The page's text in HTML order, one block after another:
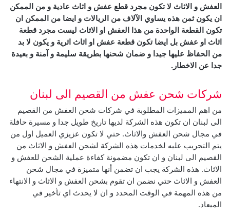
العفش و الاثاث لا تكون مجرد قطع عفش و اثاث عادية و من الممكن
ان يكون ثمن هذه يساوي الآلاف من الريالات و ايضا من الممكن ان
تكون القطعة الواحدة من هذا العفش او الاثاث ليست مجرد قطعة
اثاث او عفش بل ايضا تكون قطعة عفش او اثاث اثرية و يكون لا بد
من الحفاظ عليها جيدا و ضمان شحنها بطريقة سليمة و آمنة و بعيدة
جدا عن الاخطار.
شركات شحن عفش من القصيم الى لبنان
من اهم المميزات المطلوبة في شركات شحن العفش من القصيم
الى لبنان ان تكون هذه الشركة لديها تاريخ طويل جدا و مسيرة حافلة
في مجال شحن العفش والاثاث. حتي لا تكون عزيزي العميل اول من
يتم التجريب عليه لخدمات هذه الشركة لشحن العفش و الاثاث من
القصيم الى لبنان و ان تكون مضمونة كفاءة عملية الشحن للعفش و
الاثاث. هذه الشركة يجب ان تضمن أنها متميزة في مجال شحن
العفش و الاثاث حتي نضمن ان تقوم بشحن العفش و الاثاث و الانتهاء
من هذه المهمة في الوقت المحدد و ان لا يحدث اي تأخير في
الميعاد.